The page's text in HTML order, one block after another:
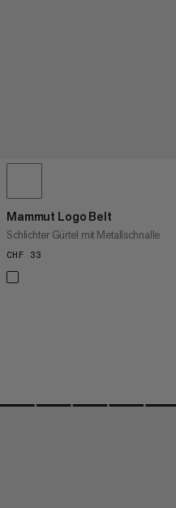
Mammut Logo Belt
Schlichter Gürtel mit Metallschnalle
CHF 33